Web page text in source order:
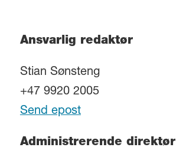
Ansvarlig redaktør
Stian Sønsteng
+47 9920 2005
Send epost
Administrerende direktør